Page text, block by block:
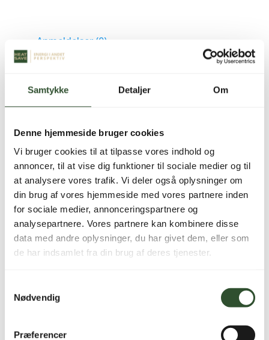
Samtykke Detaljer Om
Denne hjemmeside bruger cookies
Vi bruger cookies til at tilpasse vores indhold og
annoncer, til at vise dig funktioner til sociale medier og til
at analysere vores trafik. Vi deler også oplysninger om
din brug af vores hjemmeside med vores partnere inden
for sociale medier, annonceringspartnere og
analysepartnere. Vores partnere kan kombinere disse
data med andre oplysninger, du har givet dem, eller som
de har indsamlet fra din brug af deres tjenester.
Nødvendig
Præferencer
Anmeldelser (0)
Anmeldelser
Der er endnu ikke nogle anmeldelser.
udedel”
Din e-mailadresse vil ikke blive publiceret.
Krævede felter er markeret med*
Din bedømmelse*
Din anmeldelse*